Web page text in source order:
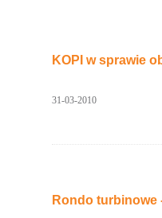
KOPI w sprawie
31-03-2010
Rondo turbinowe